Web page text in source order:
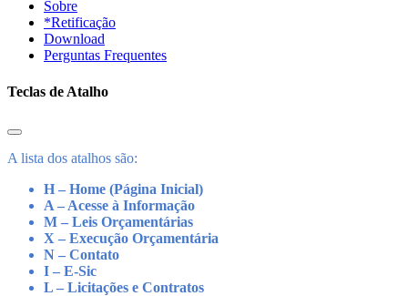
Sobre
*Retificação
Download
Perguntas Frequentes
Teclas de Atalho
A lista dos atalhos são:
H – Home (Página Inicial)
A – Acesse à Informação
M – Leis Orçamentárias
X – Execução Orçamentária
N – Contato
I – E-Sic
L – Licitações e Contratos